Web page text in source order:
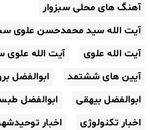
آهنگ های محلی سبزوار
آیت الله سید محمدحسن علوی
آیت الله علوی
آیت الله علوی
آیین های ششتمد
ابوالفضل
ابوالفضل بیهقی
ابوالفضل
اخبار تکنولوژی
اخبار